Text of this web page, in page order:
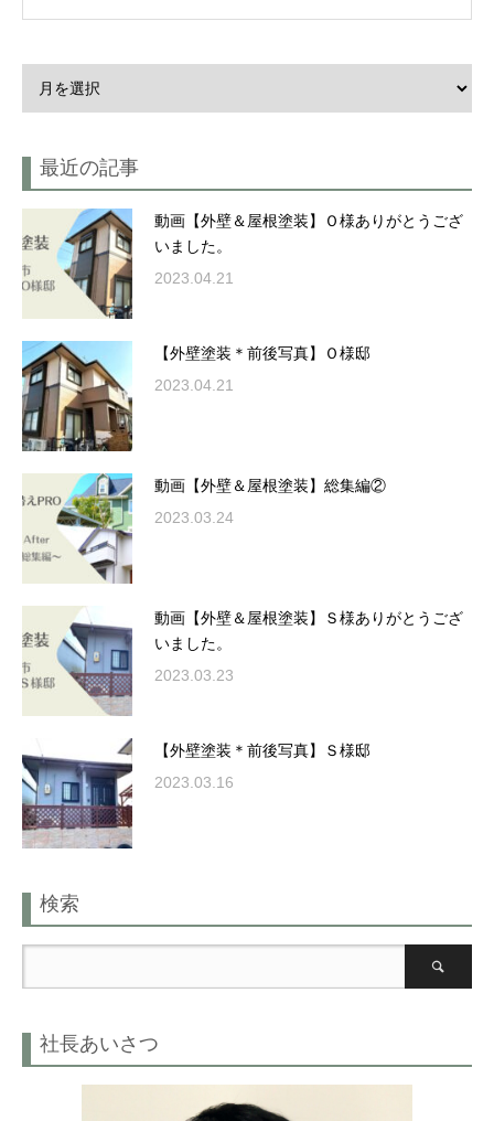
最近の記事
動画【外壁＆屋根塗装】Ｏ様ありがとうござ
いました。
2023.04.21
【外壁塗装＊前後写真】Ｏ様邸
2023.04.21
動画【外壁＆屋根塗装】総集編②
2023.03.24
動画【外壁＆屋根塗装】Ｓ様ありがとうござ
いました。
2023.03.23
【外壁塗装＊前後写真】Ｓ様邸
2023.03.16
検索
社長あいさつ